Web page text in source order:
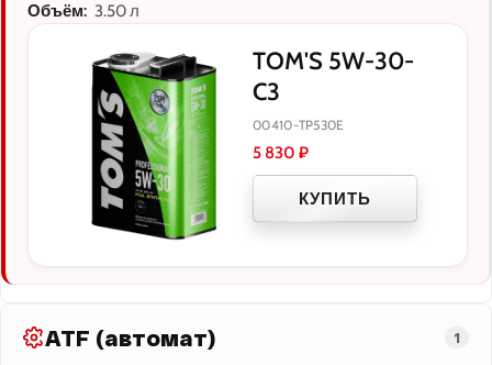
Объём: 3.50 л
TOM'S 5W-30-
C3
00410-TP530E
5 830 ₽
КУПИТЬ
ATF (автомат) 1